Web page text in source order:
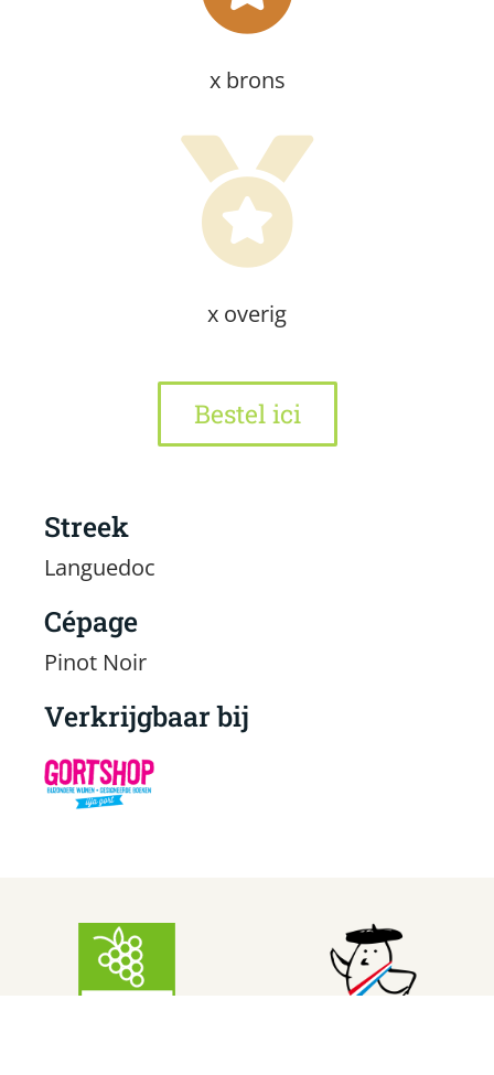
x brons
x overig
Bestel ici
Streek
Languedoc
Cépage
Pinot Noir
Verkrijgbaar bij